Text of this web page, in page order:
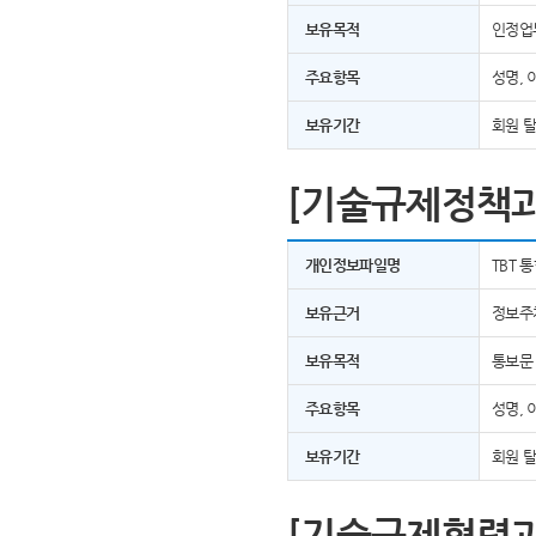
보유목적 인정
주요항목 성명,
보유기간 회원
[기술규제정책
개인정보파일명 TBT
보유근거 정보
보유목적 통보문
주요항목 성명,
보유기간 회원